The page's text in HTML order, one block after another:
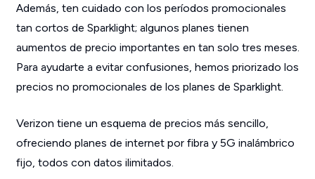
Además, ten cuidado con los períodos promocionales
tan cortos de Sparklight; algunos planes tienen
aumentos de precio importantes en tan solo tres meses.
Para ayudarte a evitar confusiones, hemos priorizado los
precios no promocionales de los planes de Sparklight.
Verizon tiene un esquema de precios más sencillo,
ofreciendo planes de internet por fibra y 5G inalámbrico
fijo, todos con datos ilimitados.